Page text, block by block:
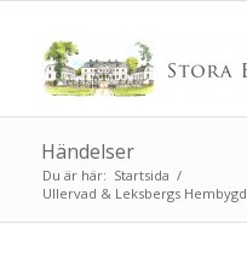
Händelser
Du är här: Startsida /
Ullervad & Leksbergs